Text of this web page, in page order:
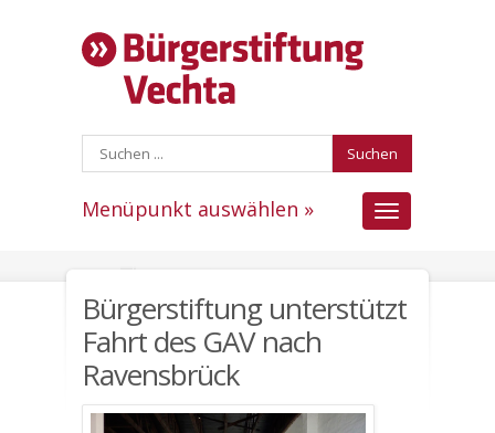
Suchen
Menüpunkt auswählen »
Menüpunkt
auswählen
Bürgerstiftung unterstützt
Fahrt des GAV nach
Ravensbrück